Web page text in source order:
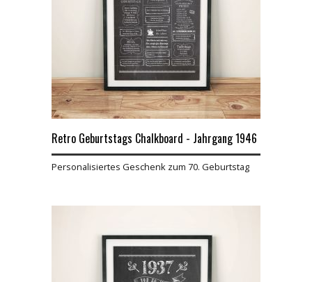
Retro Geburtstags Chalkboard - Jahrgang 1946
Personalisiertes Geschenk zum 70. Geburtstag